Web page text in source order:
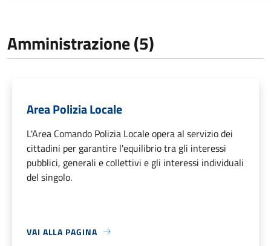
Amministrazione (5)
Area Polizia Locale
L'Area Comando Polizia Locale opera al servizio dei
cittadini per garantire l'equilibrio tra gli interessi
pubblici, generali e collettivi e gli interessi individuali
del singolo.
VAI ALLA PAGINA